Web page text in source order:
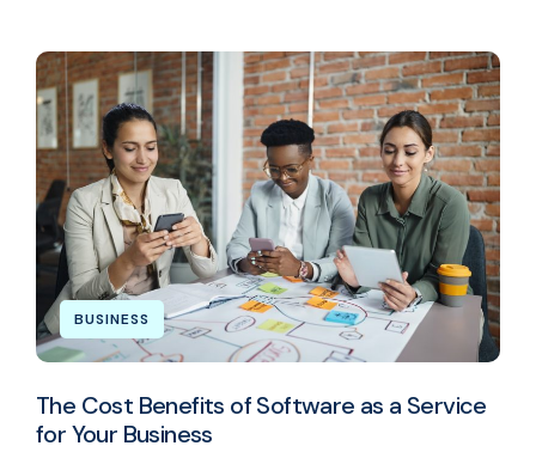
BUSINESS
The Cost Benefits of Software as a Service
for Your Business